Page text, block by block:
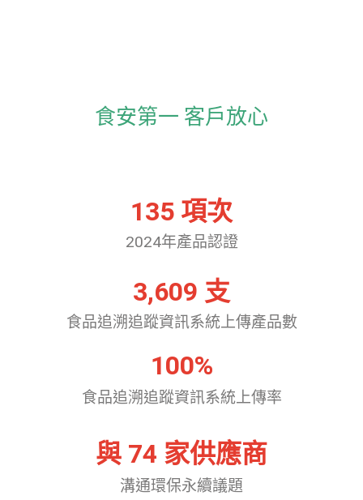
食安第一 客戶放心
2024年產品認證
135 項次
食品追溯追蹤資訊系統上傳產品數
3,609 支
食品追溯追蹤資訊系統上傳率
100%
溝通環保永續議題
與 74 家供應商